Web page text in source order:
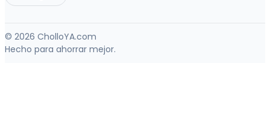
© 2026 CholloYA.com
Hecho para ahorrar mejor.